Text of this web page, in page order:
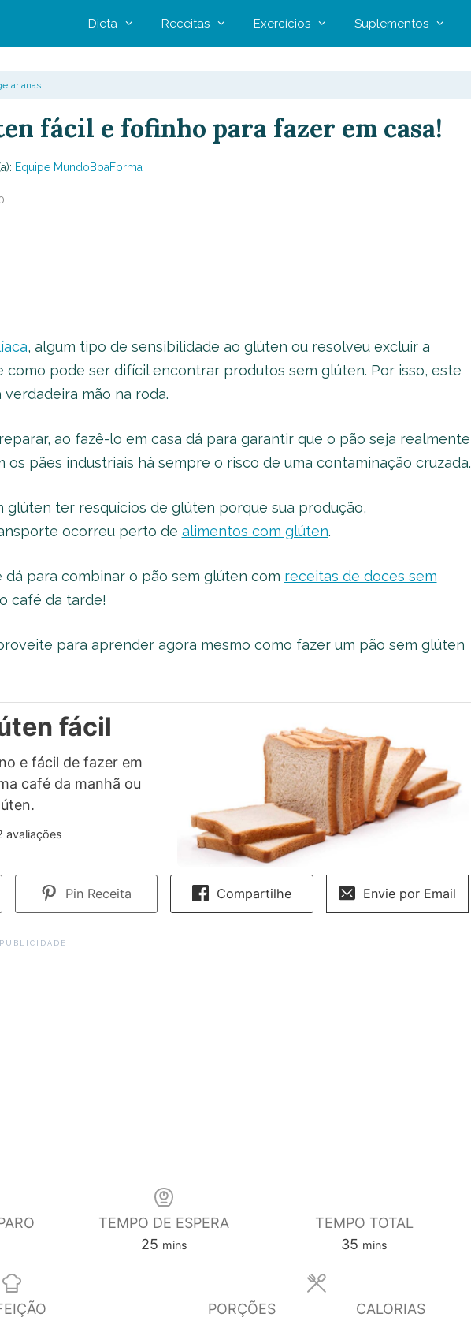
Dieta Receitas Exercícios Suplementos
fácil e fofinho para fazer em casa!
Equipe MundoBoaForma
, algum tipo de sensibilidade ao glúten ou resolveu excluir a
como pode ser difícil encontrar produtos sem glúten. Por isso, este
mão na roda.
ao fazê-lo em casa dá para garantir que o pão seja realmente
os pães industriais há sempre o risco de uma contaminação cruzada.
glúten ter resquícios de glúten porque sua produção,
ocorreu perto de alimentos com glúten.
dá para combinar o pão sem glúten com receitas de doces sem
café da tarde!
para aprender agora mesmo como fazer um pão sem glúten
fácil
e fácil de fazer em
café da manhã ou
avaliações
Pin Receita Compartilhe Envie por Email
TEMPO DE ESPERA
25minutes
mins
TEMPO TOTAL
35 minutes
mins
PORÇÕES
CALORIAS